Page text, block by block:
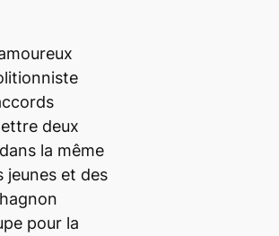
deux
la même
jeunes et des
pour la